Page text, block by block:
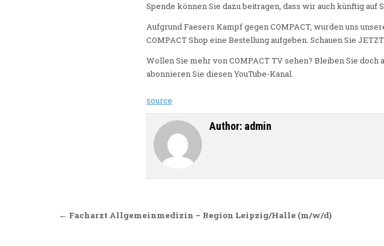
Spende können Sie dazu beitragen, dass wir auch künftig auf
Aufgrund Faesers Kampf gegen COMPACT, wurden uns
COMPACT Shop eine Bestellung aufgeben. Schauen Sie
Wollen Sie mehr von COMPACT TV sehen? Bleiben Sie
abonnieren Sie diesen YouTube-Kanal.
source
Author: admin
Beitragsnavigation
← Facharzt Allgemeinmedizin – Region Leipzig/Halle (m/w/d)